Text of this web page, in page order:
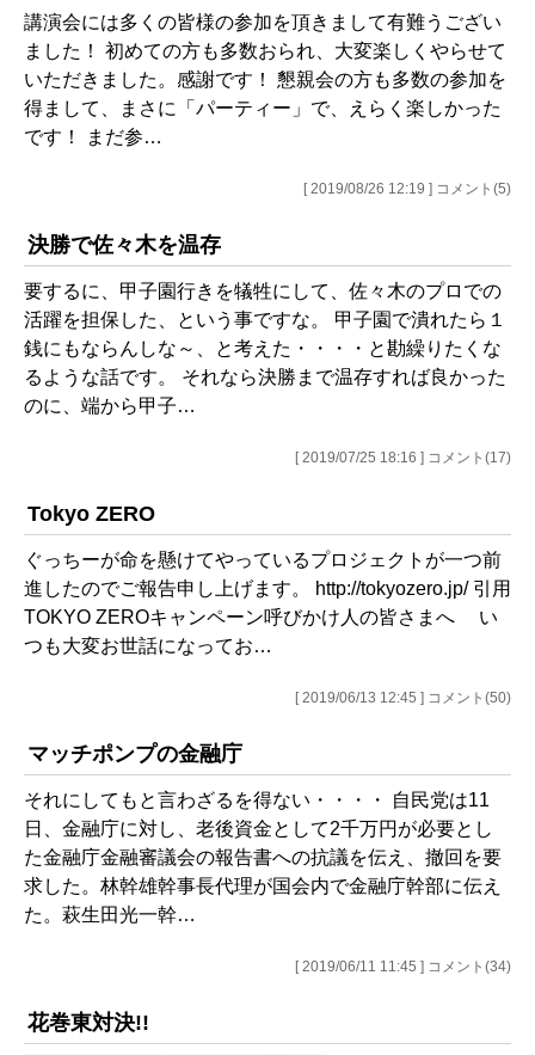
講演会には多くの皆様の参加を頂きまして有難うござい
ました！ 初めての方も多数おられ、大変楽しくやらせて
いただきました。感謝です！ 懇親会の方も多数の参加を
得まして、まさに「パーティー」で、えらく楽しかった
です！ まだ参…
[ 2019/08/26 12:19 ] コメント(5)
決勝で佐々木を温存
要するに、甲子園行きを犠牲にして、佐々木のプロでの
活躍を担保した、という事ですな。 甲子園で潰れたら１
銭にもならんしな～、と考えた・・・・と勘繰りたくな
るような話です。 それなら決勝まで温存すれば良かった
のに、端から甲子…
[ 2019/07/25 18:16 ] コメント(17)
Tokyo ZERO
ぐっちーが命を懸けてやっているプロジェクトが一つ前
進したのでご報告申し上げます。 http://tokyozero.jp/ 引用
TOKYO ZEROキャンペーン呼びかけ人の皆さまへ い
つも大変お世話になってお…
[ 2019/06/13 12:45 ] コメント(50)
マッチポンプの金融庁
それにしてもと言わざるを得ない・・・・ 自民党は11
日、金融庁に対し、老後資金として2千万円が必要とし
た金融庁金融審議会の報告書への抗議を伝え、撤回を要
求した。林幹雄幹事長代理が国会内で金融庁幹部に伝え
た。萩生田光一幹…
[ 2019/06/11 11:45 ] コメント(34)
花巻東対決!!